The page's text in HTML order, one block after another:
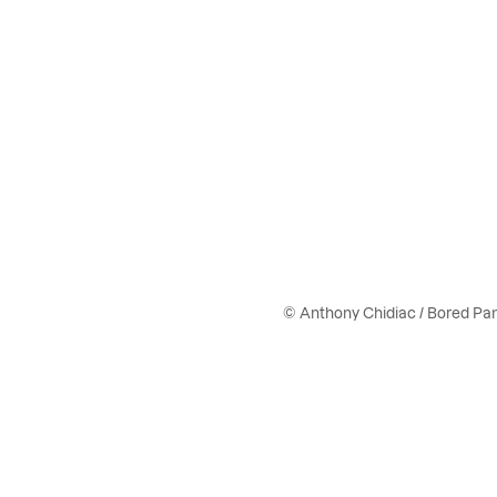
© Anthony Chidiac / Bored